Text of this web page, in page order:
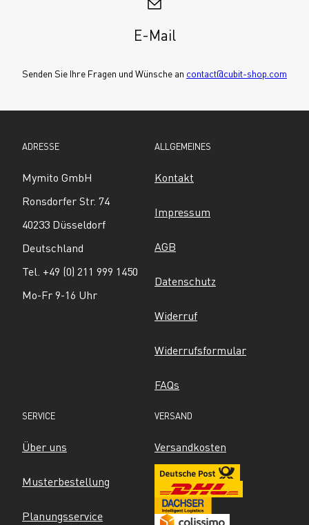
E-Mail
Senden Sie Ihre Fragen und Wünsche an contact@cubit-shop.com
ADRESSE
Mymito GmbH
Ronsdorfer Str. 74
40233 Düsseldorf
Deutschland
Tel. +49 (0) 211 999 1450
Mo-Fr 9-16 Uhr
ALLGEMEINES
Kontakt
Impressum
AGB
Datenschutz
Widerruf
Widerrufsformular
FAQs
SERVICE
Über uns
Musterbestellung
Planungsservice
VERSAND
Versandkosten